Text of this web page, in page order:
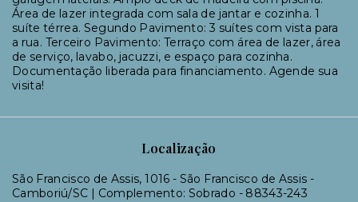
Área de lazer integrada com sala de jantar e cozinha. 1
suíte térrea. Segundo Pavimento: 3 suítes com vista para
a rua. Terceiro Pavimento: Terraço com área de lazer, área
de serviço, lavabo, jacuzzi, e espaço para cozinha.
Documentação liberada para financiamento. Agende sua
visita!
Localização
São Francisco de Assis, 1016 - São Francisco de Assis -
Camboriú/SC | Complemento: Sobrado - 88343-243